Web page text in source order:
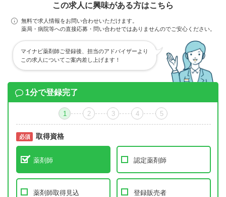
この求人に興味がある方はこちら
無料で求人情報をお問い合わせいただけます。
薬局・病院等への直接応募・問い合わせではありませんのでご安心ください。
マイナビ薬剤師ご登録後、担当のアドバイザーより
この求人についてご案内差し上げます！
1分で登録完了
1 2 3 4 5
必須 取得資格
薬剤師 認定薬剤師
薬剤師取得見込 登録販売者